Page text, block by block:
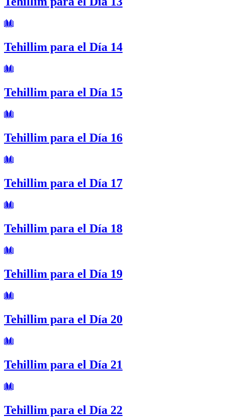
Tehillim para el Día 14
Tehillim para el Día 15
Tehillim para el Día 16
Tehillim para el Día 17
Tehillim para el Día 18
Tehillim para el Día 19
Tehillim para el Día 20
Tehillim para el Día 21
Tehillim para el Día 22